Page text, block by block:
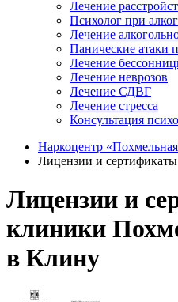
Лечение
Психолог при
Лечение
Панические атаки
Лечение
Лечение неврозов
Лечение СДВГ
Лечение стресса
Консультация
Наркоцентр
Лицензии и сертификаты
Лицензии и
клиники
в Клину